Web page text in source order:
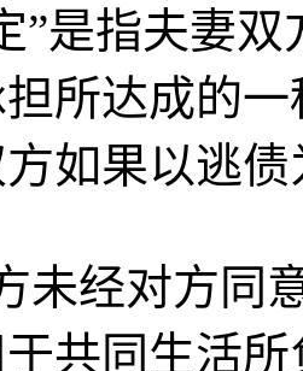
”是指夫妻
所达成的
如果以逃
经对方同意
共同生活